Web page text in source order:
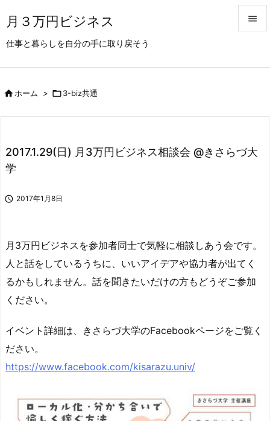
月３万円ビジネス
仕事と暮らしを自分の手に取り戻そう

次へ
検索
ホーム > 3-biz共通
2017.1.29(日) 月3万円ビジネス相談会 @きさらづ大
学
 2017年1月8日
月3万円ビジネスを参加者同士で気軽に相談しあう会です。
人と話をしているうちに、いいアイデアや協力者が出てく
るかもしれません。話を聞きたいだけの方もどうぞご参加
ください。
イベント詳細は、きさらづ大学のFacebookページをご覧く
ださい。
https://www.facebook.com/kisarazu.univ/